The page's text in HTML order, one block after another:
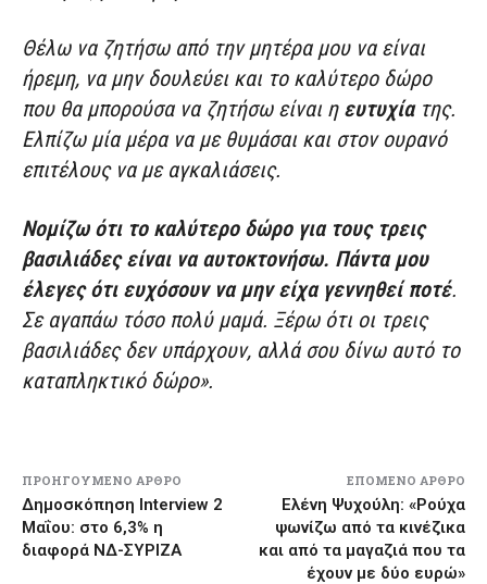
Θέλω να ζητήσω από την μητέρα μου να είναι
ήρεμη, να μην δουλεύει και το καλύτερο δώρο
που θα μπορούσα να ζητήσω είναι η ευτυχίατης.
Ελπίζω μία μέρα να με θυμάσαι και στον ουρανό
επιτέλους να με αγκαλιάσεις.
Νομίζω ότι το καλύτερο δώρο για τους τρεις
βασιλιάδες είναι να αυτοκτονήσω. Πάντα μου
έλεγες ότι ευχόσουν να μην είχα γεννηθεί ποτέ.
Σε αγαπάω τόσο πολύ μαμά. Ξέρω ότι οι τρεις
βασιλιάδες δεν υπάρχουν, αλλά σου δίνω αυτό το
καταπληκτικό δώρο».
ΠΡΟΗΓΟΎΜΕΝΟ ΆΡΘΡΟ
Δημοσκόπηση Interview 2
Μαΐου: στο 6,3% η
διαφορά ΝΔ-ΣΥΡΙΖΑ
ΕΠΌΜΕΝΟ ΆΡΘΡΟ
Ελένη Ψυχούλη: «Ρούχα
ψωνίζω από τα κινέζικα
και από τα μαγαζιά που τα
έχουν με δύο ευρώ»